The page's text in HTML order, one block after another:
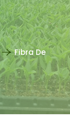
Fibra De